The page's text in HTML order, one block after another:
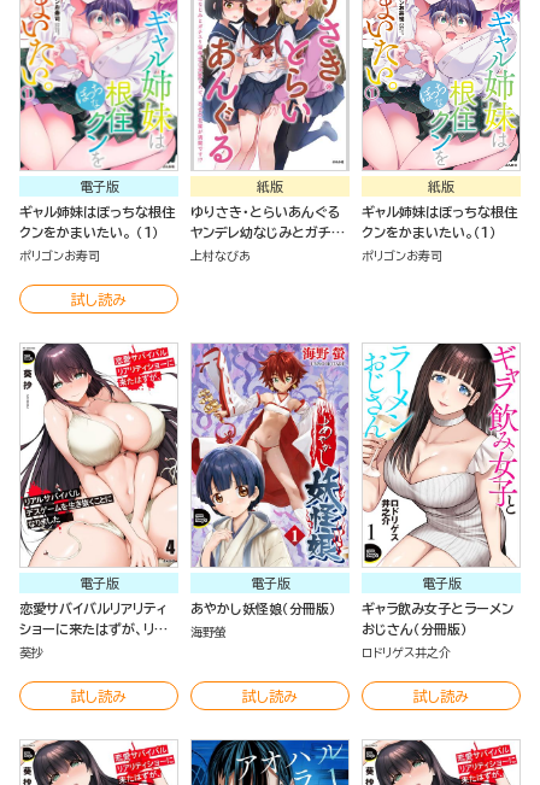
電子版
ギャル姉妹はぼっちな根住
クンをかまいたい。 （1）
ポリゴンお寿司
試し読み
紙版
ゆりさき・とらいあんぐる
ヤンデレ幼なじみとガチユ
リ留学生に求愛されて、百
上村なびあ
紙版
ギャル姉妹はぼっちな根住
クンをかまいたい。（１）
ポリゴンお寿司
電子版
恋愛サバイバルリアリティ
ショーに来たはずが、リア
ルサバイバルデスゲームを
（4）
葵抄
試し読み
電子版
あやかし妖怪娘（分冊版）
海野螢
試し読み
電子版
ギャラ飲み女子とラーメン
おじさん（分冊版）
ロドリゲス井之介
試し読み